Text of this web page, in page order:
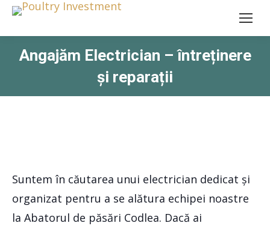
Angajăm Electrician – întreținere
și reparații
Suntem în căutarea unui electrician dedicat și
organizat pentru a se alătura echipei noastre
la Abatorul de păsări Codlea. Dacă ai